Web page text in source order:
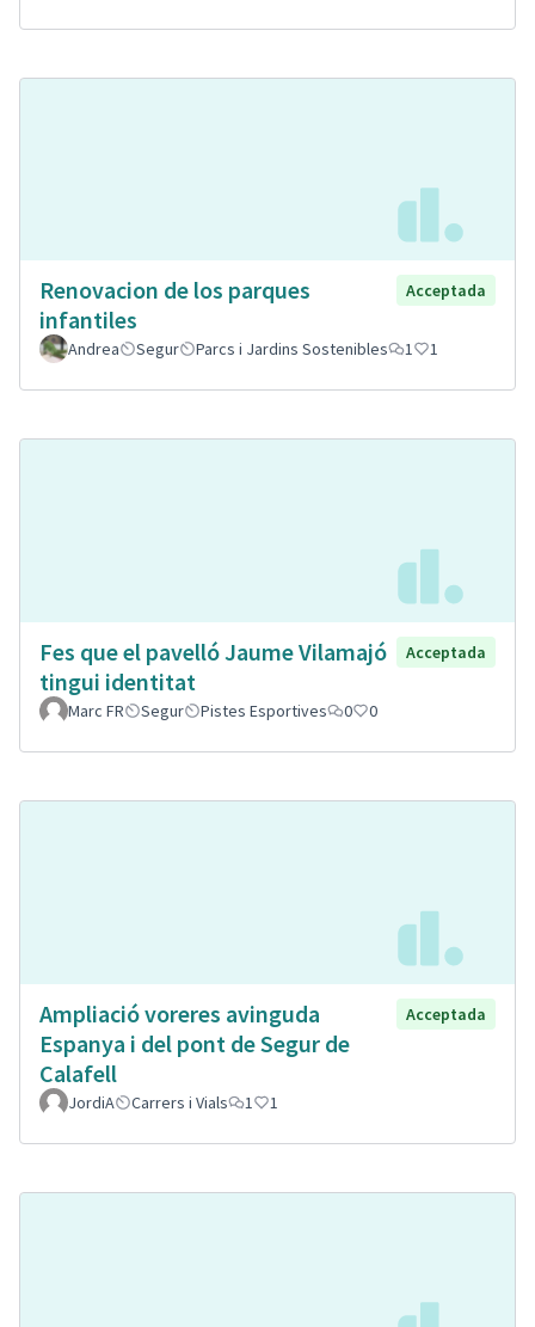
Renovacion de los parques
infantiles
Acceptada
Andrea Segur Parcs i Jardins Sostenibles 1 1
Fes que el pavelló Jaume Vilamajó
tingui identitat
Acceptada
Marc FR Segur Pistes Esportives 0 0
Ampliació voreres avinguda
Espanya i del pont de Segur de
Calafell
Acceptada
JordiA Carrers i Vials 1 1